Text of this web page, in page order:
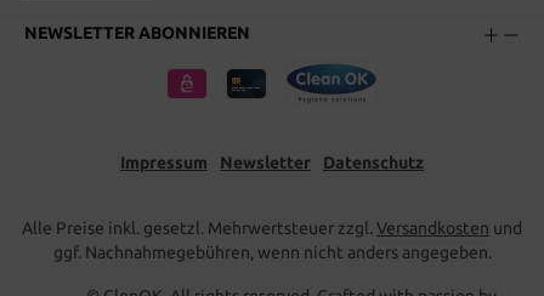
NEWSLETTER ABONNIEREN
Impressum Newsletter Datenschutz
Alle Preise inkl. gesetzl. Mehrwertsteuer zzgl.Versandkosten und
ggf. Nachnahmegebühren, wenn nicht anders angegeben.